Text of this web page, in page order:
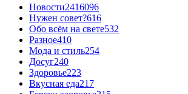
Новости2416096
Нужен совет?616
Обо всём на свете532
Разное410
Мода и стиль254
Досуг240
Здоровье223
Вкусная еда217